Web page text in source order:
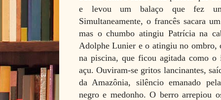
e levou um balaço que fez
Simultaneamente, o francês sacara
mas o chumbo atingiu Patrícia na
Adolphe Lunier e o atingiu no ombro,
na piscina, que ficou agitada como o
açu. Ouviram-se gritos lancinantes,
da Amazônia, silêncio emanado
negro e medonho. O berro arrepiou